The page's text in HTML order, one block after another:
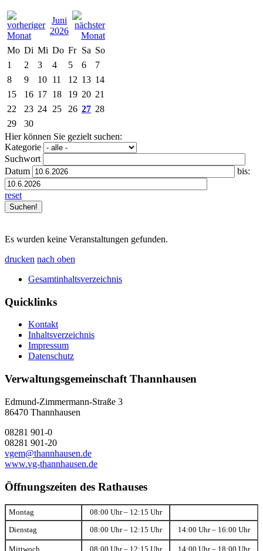
Juni
2026
Mo Di Mi Do Fr Sa So
1
2 3 4 5 6
7
8
9 10 11 12 13 14
15
16 17 18 19 20 21
22
23 24 25 26 27 28
29
30
Hier können Sie gezielt suchen:
Kategorie
Suchwort
Datum
bis:
reset
Es wurden keine Veranstaltungen gefunden.
drucken nach oben
Gesamtinhaltsverzeichnis
Quicklinks
Kontakt
Inhaltsverzeichnis
Impressum
Datenschutz
Verwaltungsgemeinschaft Thannhausen
Edmund-Zimmermann-Straße 3
86470 Thannhausen
08281 901-0
08281 901-20
vgem@thannhausen.de
www.vg-thannhausen.de
Öffnungszeiten des Rathauses
Montag 08:00 Uhr – 12:15 Uhr
Dienstag 08:00 Uhr – 12:15 Uhr 14:00 Uhr – 16:00 Uhr